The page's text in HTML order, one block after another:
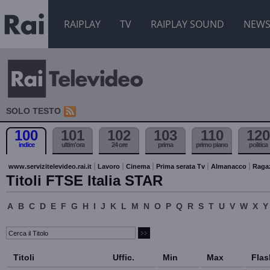
RAIPLAY TV RAIPLAY SOUND NEWS
SOLO TESTO
100
indice
101
ultim'ora
102
24 ore
103
prima
110
primo piano
120
politica
www.servizitelevideo.rai.it Lavoro Cinema Prima serata Tv Almanacco
Titoli FTSE Italia STAR
A B C D E F G H I J K L M N O P Q R S T U V W X Y
Titoli Uffic. Min Max